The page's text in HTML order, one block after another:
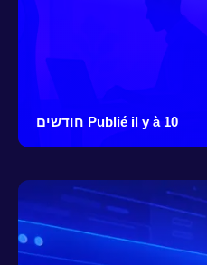
Publié il y à 10 חודשים